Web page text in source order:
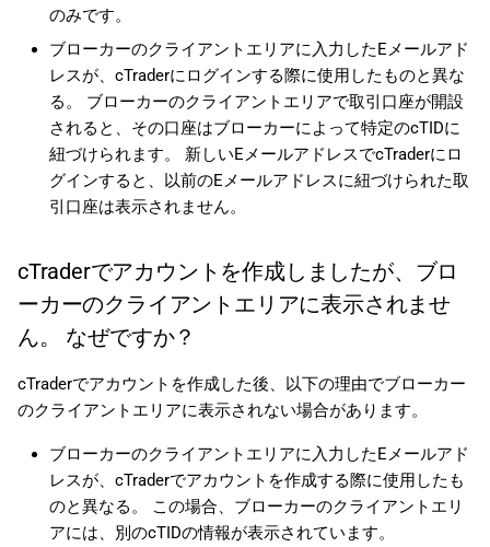
のみです。
ブローカーのクライアントエリアに入力したEメールアド
レスが、cTraderにログインする際に使用したものと異な
る。 ブローカーのクライアントエリアで取引口座が開設
されると、その口座はブローカーによって特定のcTIDに
紐づけられます。 新しいEメールアドレスでcTraderにロ
グインすると、以前のEメールアドレスに紐づけられた取
引口座は表示されません。
cTraderでアカウントを作成しましたが、ブロ
ーカーのクライアントエリアに表示されませ
ん。 なぜですか？
cTraderでアカウントを作成した後、以下の理由でブローカー
のクライアントエリアに表示されない場合があります。
ブローカーのクライアントエリアに入力したEメールアド
レスが、cTraderでアカウントを作成する際に使用したも
のと異なる。 この場合、ブローカーのクライアントエリ
アには、別のcTIDの情報が表示されています。